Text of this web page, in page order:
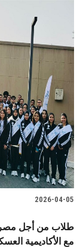
2026-04-05
طلاب من أجل
مع الأكاديمية